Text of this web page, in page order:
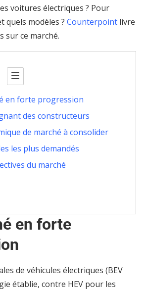
voitures électriques ? Pour
quels modèles ? Counterpoint livre
sur ce marché.
en forte progression
des constructeurs
de marché à consolider
les plus demandés
du marché
en forte
de véhicules électriques (BEV
établie, contre HEV pour les